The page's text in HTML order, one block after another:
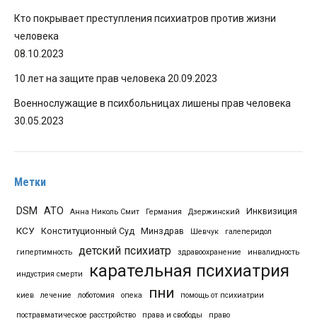
Кто покрывает преступления психиатров против жизни
человека
08.10.2023
10 лет на защите прав человека 20.09.2023
Военнослужащие в психбольницах лишены прав человека
30.05.2023
Метки
DSM АТО Анна Николь Смит Германия Дзержинский Инквизиция
КСУ Конституционный Суд Минздрав Шевчук галеперидол
гипертимность детский психиатр здравоохранение инвалидность
индустрия смерти карательная психиатрия
киев лечение лоботомия опека пни помощь от психиатрии
постравматическое расстройство права и свободы право